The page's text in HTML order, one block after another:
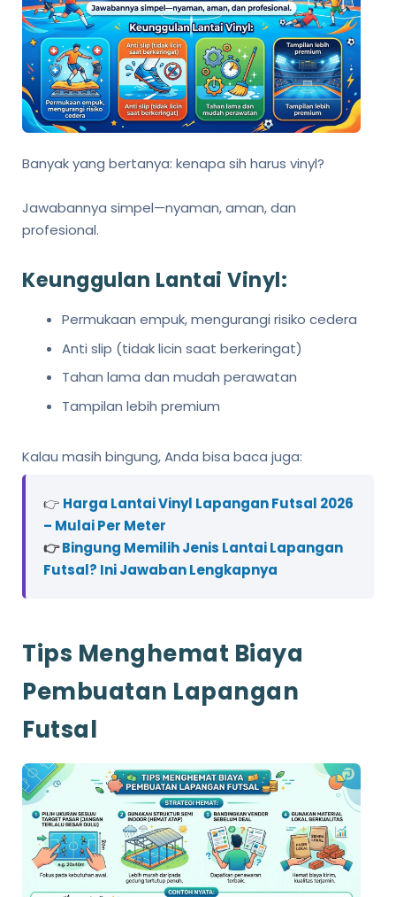
Banyak yang bertanya: kenapa sih harus vinyl?
Jawabannya simpel—nyaman, aman, dan
profesional.
Keunggulan Lantai Vinyl:
Permukaan empuk, mengurangi risiko cedera
Anti slip (tidak licin saat berkeringat)
Tahan lama dan mudah perawatan
Tampilan lebih premium
Kalau masih bingung, Anda bisa baca juga:
👉 Harga Lantai Vinyl Lapangan Futsal 2026
– Mulai Per Meter
👉Bingung Memilih Jenis Lantai Lapangan
Futsal? Ini Jawaban Lengkapnya
Tips Menghemat Biaya
Pembuatan Lapangan
Futsal